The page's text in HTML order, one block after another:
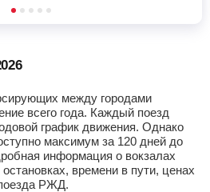
между городами
всего года. Каждый поезд
график движения. Однако
максимум за 120 дней до
информация о вокзалах
времени в пути, ценах
РЖД.